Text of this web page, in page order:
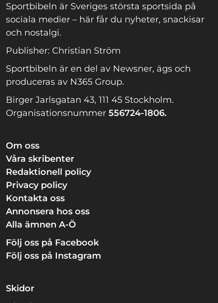
Sportbibeln är Sveriges största sportsida på
sociala medier – här får du nyheter, snackisar
och nostalgi.
Publisher: Christian Ström
Sportbibeln är en del av Newsner, ägs och
produceras av N365 Group.
Birger Jarlsgatan 43, 111 45 Stockholm.
Organisationsnummer 556724-1806.
Om oss
Våra skribenter
Redaktionell policy
Privacy policy
Kontakta oss
Annonsera hos oss
Alla ämnen A-Ö
Följ oss på Facebook
Följ oss på Instagram
Skidor